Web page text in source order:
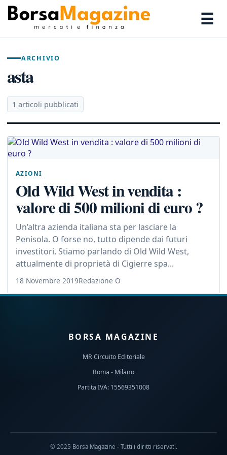
☰
ARCHIVIO
asta
1 articoli pubblicati
AZIONI
Old Wild West in vendita :
valore di 500 milioni di euro ?
Un’altra azienda italiana sta per lasciare la
Penisola. O forse no, tutto dipende dai futuri
investitori. Stiamo parlando di Old Wild West,
attualmente di proprietà di Cigierre spa...
18 Novembre 2019Redazione O
BORSA MAGAZINE
MR Circuito Editoriale
Roma - Milano
Partita IVA: 15569351008
© 2025 Borsa Magazine - Tutti i diritti riservati.